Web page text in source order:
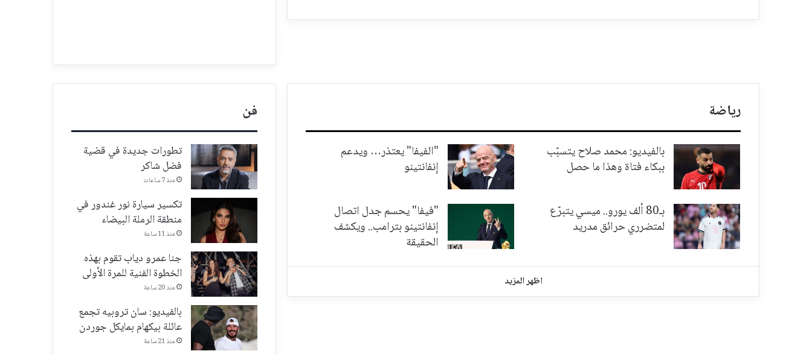
رياضة
بالفيديو: محمد صلاح يتسبّب
ببكاء فتاة وهذا ما حصل
"الفيفا" يعتذر… ويدعم
إنفانتينو
بـ80 ألف يورو.. ميسي يتبرّع
لمتضرري حرائق مدريد
"فيفا" يحسم جدل اتصال
إنفانتينو بترامب.. ويكشف
الحقيقة
اظهر المزيد
فن
تطورات جديدة في قضية
فضل شاكر
منذ 7 ساعات
تكسير سيارة نور غندور في
منطقة الرملة البيضاء
منذ 11 ساعة
جنا عمرو دياب تقوم بهذه
الخطوة الفنية للمرة الأولى
منذ 20 ساعة
بالفيديو: سان تروبيه تجمع
عائلة بيكهام بمايكل جوردن
منذ 21 ساعة